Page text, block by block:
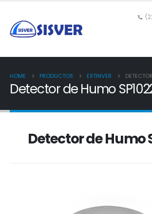
HOME PRODUCTOS EXTINVER
Detector de Humo
Detector de Humo